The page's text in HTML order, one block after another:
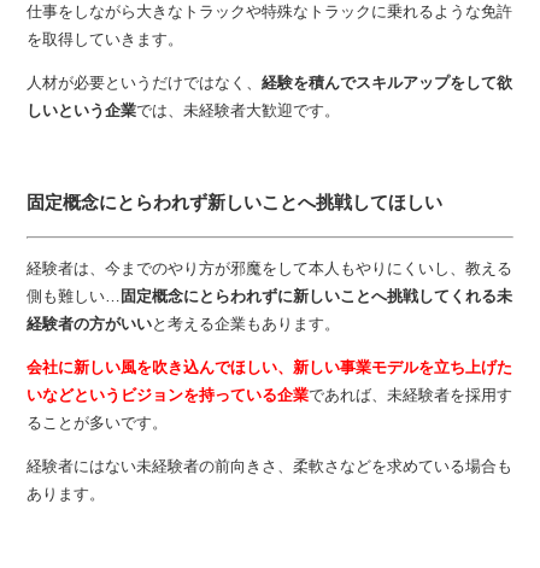
仕事をしながら大きなトラックや特殊なトラックに乗れるような免許
を取得していきます。
人材が必要というだけではなく、経験を積んでスキルアップをして欲
しいという企業では、未経験者大歓迎です。
固定概念にとらわれず新しいことへ挑戦してほしい
経験者は、今までのやり方が邪魔をして本人もやりにくいし、教える
側も難しい… 固定概念にとらわれずに新しいことへ挑戦してくれる未
経験者の方がいいと考える企業もあります。
会社に新しい風を吹き込んでほしい、新しい事業モデルを立ち上げた
いなどというビジョンを持っている企業であれば、未経験者を採用す
ることが多いです。
経験者にはない未経験者の前向きさ、柔軟さなどを求めている場合も
あります。